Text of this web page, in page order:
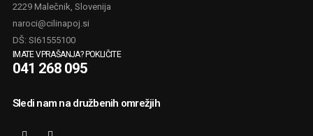
2229 Malečnik, Slovenija
naroci@cilinapoj.si
DŠ: SI61555100
IMATE VPRAŠANJA? POKLIČITE
041 268 095
Sledi nam na družbenih omrežjih